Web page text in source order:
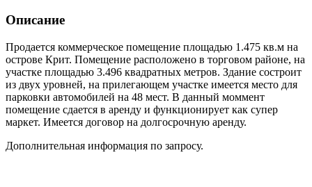
Описание
Продается коммерческое помещение площадью 1.475 кв.м на
острове Крит. Помещение расположено в торговом районе, на
участке площадью 3.496 квадратных метров. Здание состроит
из двух уровней, на прилегающем участке имеется место для
парковки автомобилей на 48 мест. В данный моммент
помещение сдается в аренду и функционирует как супер
маркет. Имеется договор на долгосрочную аренду.
Дополнительная информация по запросу.